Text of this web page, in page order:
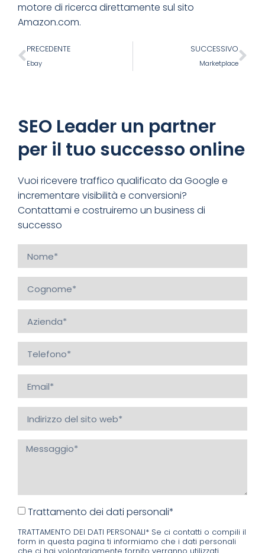
motore di ricerca direttamente sul sito
Amazon.com.
PRECEDENTE
Ebay
SUCCESSIVO
Marketplace
SEO Leader un partner
per il tuo successo online
Vuoi ricevere traffico qualificato da Google e
incrementare visibilità e conversioni?
Contattami e costruiremo un business di
successo
Trattamento dei dati personali*
TRATTAMENTO DEI DATI PERSONALI* Se ci contatti o compili il
form in questa pagina ti informiamo che i dati personali